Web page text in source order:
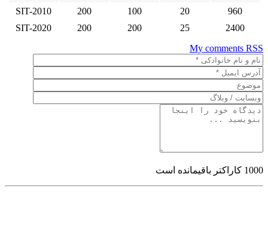
SIT-2010
200 100 20
960
SIT-2020
200 200 25
2400
My comments RSS
1000 کاراکتر باقیمانده است